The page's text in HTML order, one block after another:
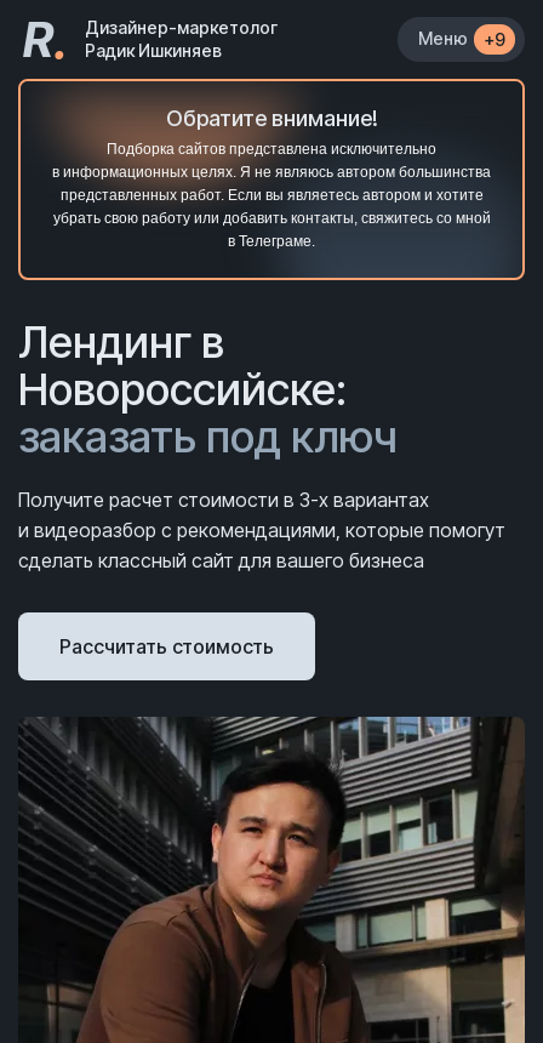
R.
Дизайнер-маркетолог
Радик Ишкиняев
Меню +9
Обратите внимание!
Подборка сайтов представлена исключительно
в информационных целях. Я не являюсь автором большинства
представленных работ. Если вы являетесь автором и хотите
убрать свою работу или добавить контакты, свяжитесь со мной
в Телеграме.
Лендинг в
Новороссийске:
заказать под ключ
Получите расчет стоимости в 3-х вариантах
и видеоразбор с рекомендациями, которые помогут
сделать классный сайт для вашего бизнеса
Рассчитать стоимость